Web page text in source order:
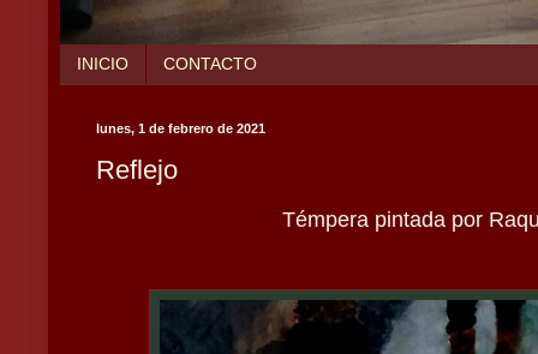
INICIO CONTACTO
lunes, 1 de febrero de 2021
Reflejo
Témpera pintada por